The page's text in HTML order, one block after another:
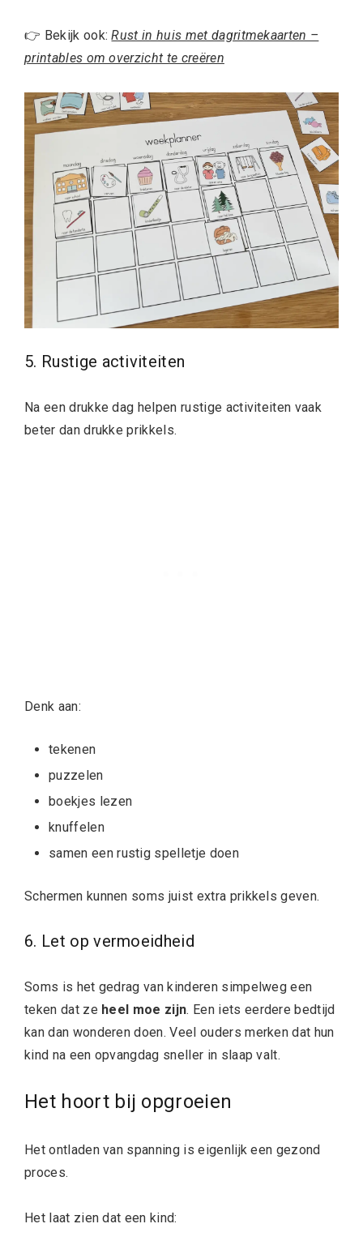
👉 Bekijk ook:Rust in huis met dagritmekaarten –
printables om overzicht te creëren
5. Rustige activiteiten
Na een drukke dag helpen rustige activiteiten vaak
beter dan drukke prikkels.
Denk aan:
tekenen
puzzelen
boekjes lezen
knuffelen
samen een rustig spelletje doen
Schermen kunnen soms juist extra prikkels geven.
6. Let op vermoeidheid
Soms is het gedrag van kinderen simpelweg een
teken dat ze heel moe zijn. Een iets eerdere bedtijd
kan dan wonderen doen. Veel ouders merken dat hun
kind na een opvangdag sneller in slaap valt.
Het hoort bij opgroeien
Het ontladen van spanning is eigenlijk een gezond
proces.
Het laat zien dat een kind: